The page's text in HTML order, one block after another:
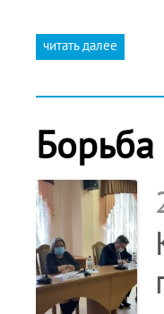
читать далее